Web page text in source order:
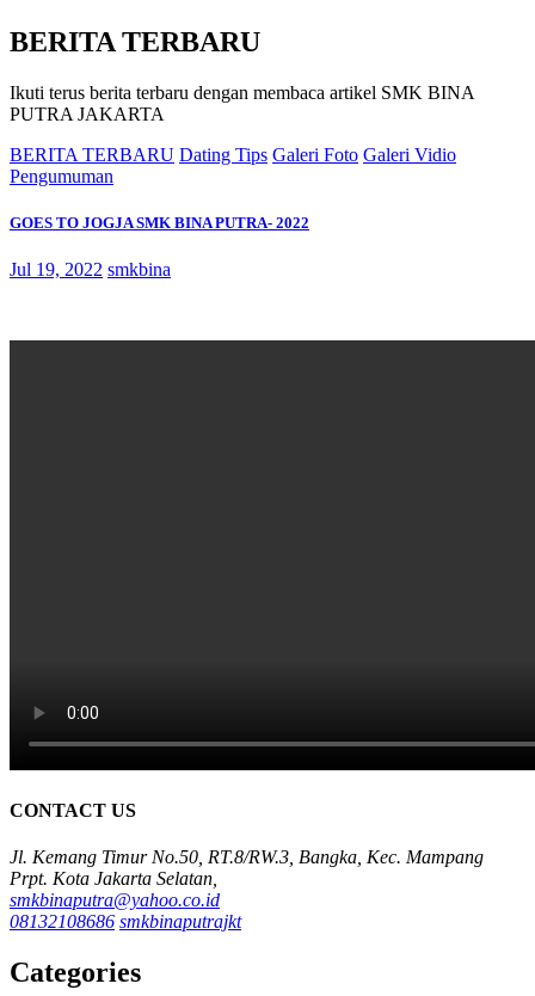
BERITA TERBARU
Ikuti terus berita terbaru dengan membaca artikel SMK BINA
PUTRA JAKARTA
BERITA TERBARU Dating Tips Galeri Foto Galeri Vidio
Pengumuman
GOES TO JOGJA SMK BINA PUTRA- 2022
Jul 19, 2022 smkbina
CONTACT US
Jl. Kemang Timur No.50, RT.8/RW.3, Bangka, Kec. Mampang
Prpt. Kota Jakarta Selatan,
smkbinaputra@yahoo.co.id
08132108686 smkbinaputrajkt
Categories